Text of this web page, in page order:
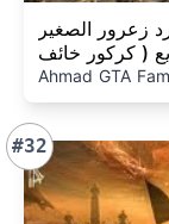
زعرور الصغير
#32